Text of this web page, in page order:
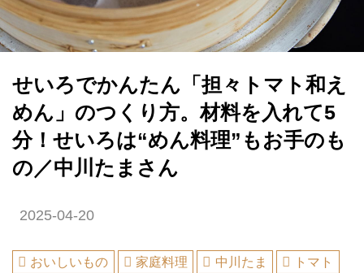
せいろでかんたん「担々トマト和え
めん」のつくり方。材料を入れて5
分！せいろは“めん料理”もお手のも
の／中川たまさん
2025-04-20
おいしいもの 家庭料理 中川たま
トマト